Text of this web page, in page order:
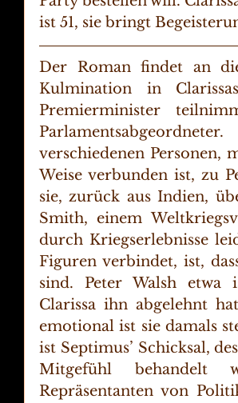
ist 51, sie bringt
Der Roman findet an
Kulmination in
Premierminister
verschiedenen Personen,
Weise verbunden ist, zu
sie, zurück aus Indien,
Smith, einem
durch Kriegserlebnisse
Figuren verbindet, ist,
sind. Peter Walsh etwa
Clarissa ihn abgelehnt
emotional ist sie damals
ist Septimus’ Schicksal,
Mitgefühl behandelt
Repräsentanten von